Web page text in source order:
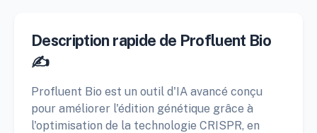
Description rapide de Profluent Bio
✍️
Profluent Bio est un outil d'IA avancé conçu
pour améliorer l'édition génétique grâce à
l'optimisation de la technologie CRISPR, en